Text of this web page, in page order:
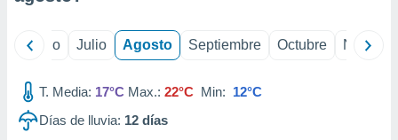
1199
Junio Julio Agosto Septiembre Octubre
T. Media: 17°C Max.: 22°C Min: 12°C
Días de lluvia: 12 días